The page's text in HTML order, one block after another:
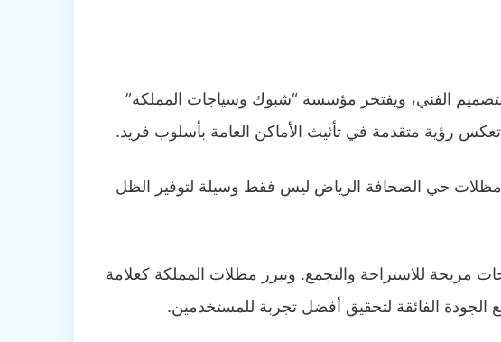
الفني، ويفتخر مؤسسة “شبوك وسياجات المملكة”
رؤية متقدمة في تأثيث الأماكن العامة بأسلوب فريد.
مظلات حي الصحافة الرياض ليس فقط وسيلة لتوفير الظل
للاستراحة والتجمع. وتبرز مظلات المملكة كعلامة
مع الجودة الفائقة لتحقيق أفضل تجربة للمستخدمين.